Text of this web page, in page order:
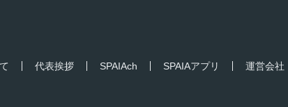
代表挨拶 SPAIAch SPAIAアプリ 運営会社